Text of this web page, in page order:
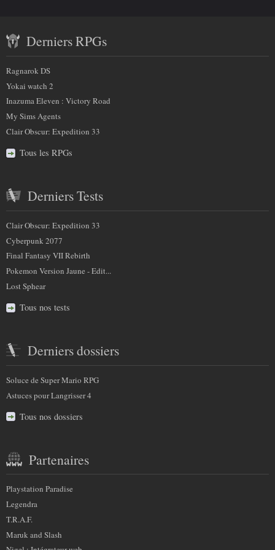
p
)
:
savoir
plus
sur
nous
récent
et
partenaires
Derniers RPGs
Ragnarok DS
Yokai watch 2
Inazuma Eleven : Victory Road
My Sims Agents
Clair Obscur: Expedition 33
Tous les RPGs
Derniers Tests
Clair Obscur: Expedition 33
Cyberpunk 2077
Final Fantasy VII Rebirth
Pokemon Version Jaune - Edit...
Lost Sphear
Tous nos tests
Derniers dossiers
Soluce de Super Mario RPG
Astuces pour Langrisser 4
Tous nos dossiers
Partenaires
Playstation Paradise
Legendra
T.R.A.F.
Maruk and Slash